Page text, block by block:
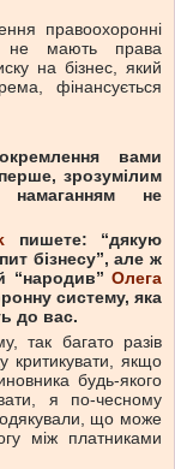
правоохоронні
не мають права
на бізнес, який
фінансується
вами
зрозумілим
намаганням не
пишете: “дякую
бізнесу”, але ж
“народив” Олега
систему, яка
до вас.
так багато разів
якщо
будь-якого
я по-чесному
що може
між платниками